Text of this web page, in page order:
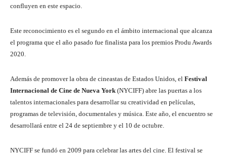
confluyen en este espacio.
Este reconocimiento es el segundo en el ámbito internacional que alcanza
el programa que el año pasado fue finalista para los premios Produ Awards
2020.
Además de promover la obra de cineastas de Estados Unidos, el Festival
Internacional de Cine de Nueva York (NYCIFF) abre las puertas a los
talentos internacionales para desarrollar su creatividad en películas,
programas de televisión, documentales y música. Este año, el encuentro se
desarrollará entre el 24 de septiembre y el 10 de octubre.
NYCIFF se fundó en 2009 para celebrar las artes del cine. El festival se